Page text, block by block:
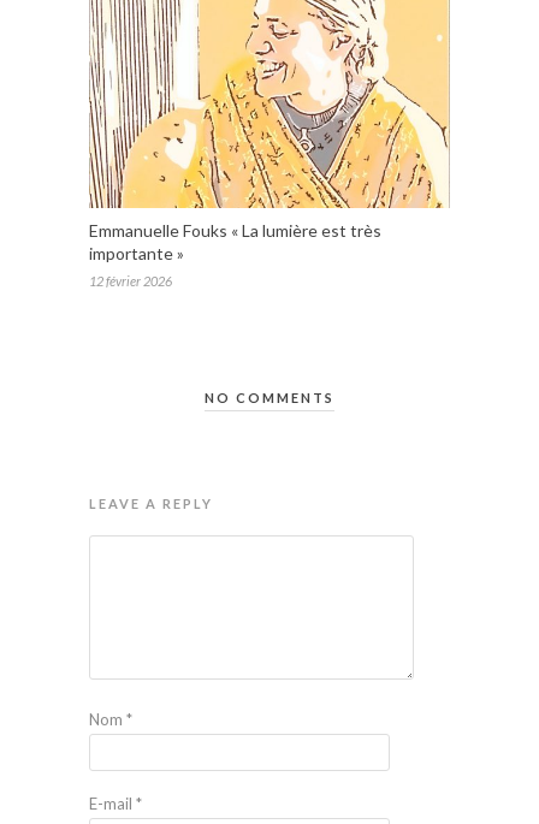
Emmanuelle Fouks « La lumière est très
importante »
12 février 2026
NO COMMENTS
LEAVE A REPLY
Nom *
E-mail *